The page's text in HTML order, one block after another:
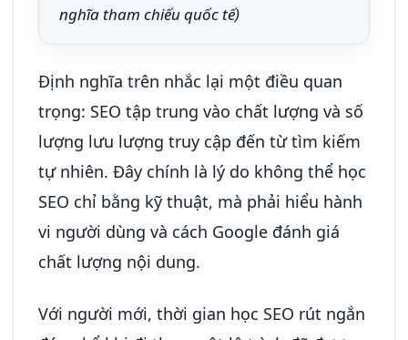
nghĩa tham chiếu quốc tế)
Định nghĩa trên nhắc lại một điều quan
trọng: SEO tập trung vào chất lượng và số
lượng lưu lượng truy cập đến từ tìm kiếm
tự nhiên. Đây chính là lý do không thể học
SEO chỉ bằng kỹ thuật, mà phải hiểu hành
vi người dùng và cách Google đánh giá
chất lượng nội dung.
Với người mới, thời gian học SEO rút ngắn